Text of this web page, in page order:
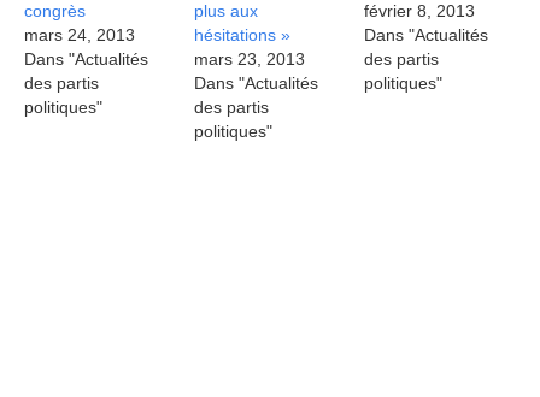
congrès
mars 24, 2013
Dans "Actualités
des partis
politiques"
plus aux
hésitations »
mars 23, 2013
Dans "Actualités
des partis
politiques"
février 8, 2013
Dans "Actualités
des partis
politiques"